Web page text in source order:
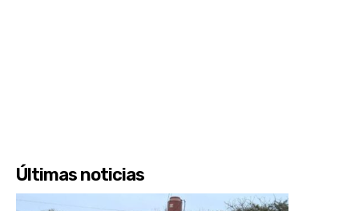
Últimas noticias